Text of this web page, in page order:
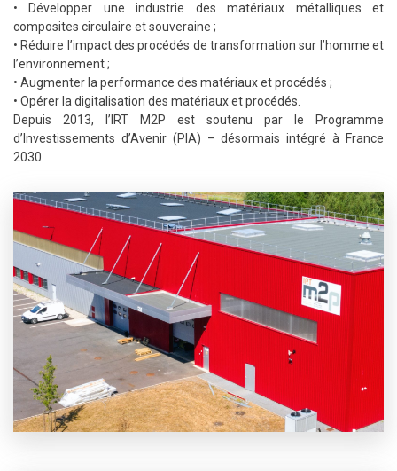
• Développer une industrie des matériaux métalliques et
composites circulaire et souveraine ;
• Réduire l’impact des procédés de transformation sur l’homme et
l’environnement ;
• Augmenter la performance des matériaux et procédés ;
• Opérer la digitalisation des matériaux et procédés.
Depuis 2013, l’IRT M2P est soutenu par le Programme
d’Investissements d’Avenir (PIA) – désormais intégré à France
2030.